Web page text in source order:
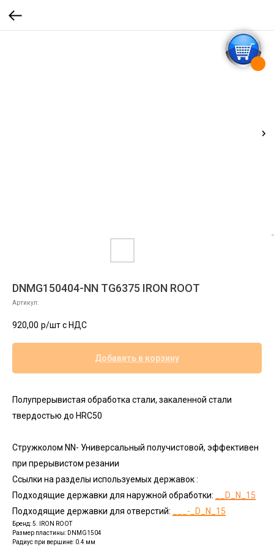
DNMG150404-NN TG6375 IRON ROOT
Артикул:
920,00 р/шт c НДС
Добавить в корзину
Полупрерывистая обработка стали, закаленной стали
твердостью до HRC50
Стружколом NN- Универсальный получистовой, эффективен
при прерывистом резании
Ссылки на разделы используемых державок :
Подходящие державки для наружной обработки:
__D_N_15
Подходящие державки для отверстий:
___-_D_N_15
Бренд: 5. IRON ROOT
Размер пластины: DNMG1504
Радиус при вершине: 0.4 мм